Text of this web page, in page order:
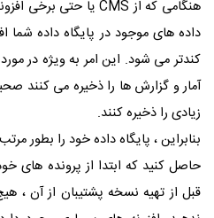
هنگامی که از CMSیا حتی برخی
داده های موجود در پایگاه داده
کندتر می شود. این امر به ویژه در
آمار و گزارش ها را ذخیره می کنند
زیادی را ذخیره کنند.
بنابراین ، پایگاه داده خود را بطور
حاصل کنید که ابتدا از پرونده های
قبل از تهیه نسخه پشتیبان از آن ،